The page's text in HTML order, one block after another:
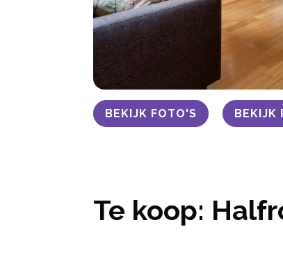
BEKIJK FOTO'S BEKIJK
Te koop: